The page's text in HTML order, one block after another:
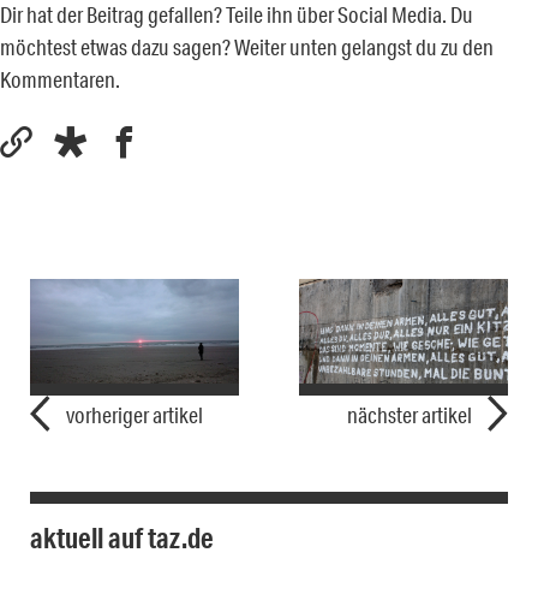
Dir hat der Beitrag gefallen? Teile ihn über Social Media. Du
möchtest etwas dazu sagen? Weiter unten gelangst du zu den
Kommentaren.
vorheriger artikel nächster artikel
aktuell auf taz.de